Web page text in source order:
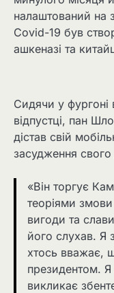
налаштований на
Covid-19 був
ашкеназі та
Сидячи у фургоні
відпустці, пан
дістав свій
засудження
«Він торгує
теоріями
вигоди та
його слухав. Я
хтось вважає,
президентом.
викликає